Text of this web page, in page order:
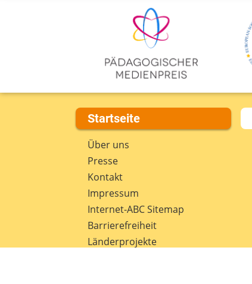
Startseite
Über uns
Presse
Kontakt
Impressum
Internet-ABC Sitemap
Barrierefreiheit
Länderprojekte